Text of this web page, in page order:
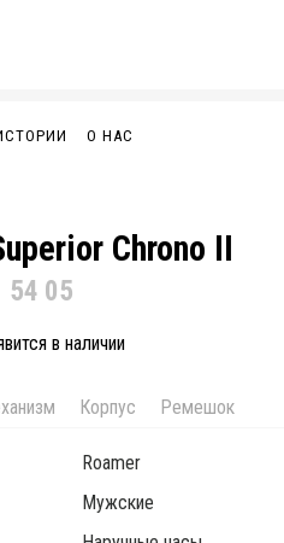
О НАС
Chrono II
54 05
в наличии
Корпус Ремешок
Roamer
Мужские